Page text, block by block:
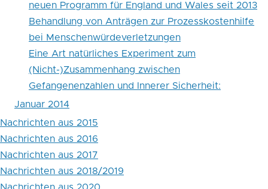
neuen Programm für England und Wales seit 2013
Behandlung von Anträgen zur Prozesskostenhilfe
bei Menschenwürdeverletzungen
Eine Art natürliches Experiment zum
(Nicht-)Zusammenhang zwischen
Gefangenenzahlen und Innerer Sicherheit:
Januar 2014
Nachrichten aus 2015
Nachrichten aus 2016
Nachrichten aus 2017
Nachrichten aus 2018/2019